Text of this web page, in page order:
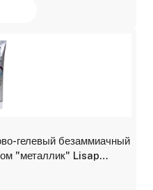
гелевый безаммиачный
"металлик" Lisap